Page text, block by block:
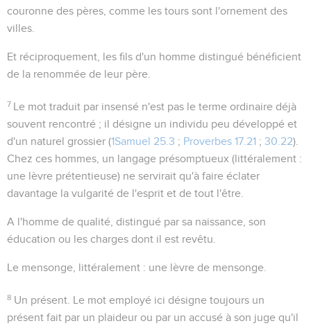
couronne des pères, comme les tours sont l'ornement des
villes
Et réciproquement, les fils d'un homme distingué bénéficient
de la renommée de leur père.
7 Le mot traduit par insensé n'est pas le terme ordinaire déjà
souvent rencontré ; il désigne un individu peu développé et
d'un naturel grossier (1Samuel 25.3 ; Proverbes 17.21 ; 30.22).
Chez ces hommes, un langage présomptueux (littéralement :
une lèvre prétentieuse) ne servirait qu'à faire éclater
davantage la vulgarité de l'esprit et de tout l'être.
A l'homme de qualité , distingué par sa naissance, son
éducation ou les charges dont il est revêtu.
Le mensonge , littéralement : une lèvre de mensonge
8 Un présent . Le mot employé ici désigne toujours un
présent fait par un plaideur ou par un accusé à son juge qu'il